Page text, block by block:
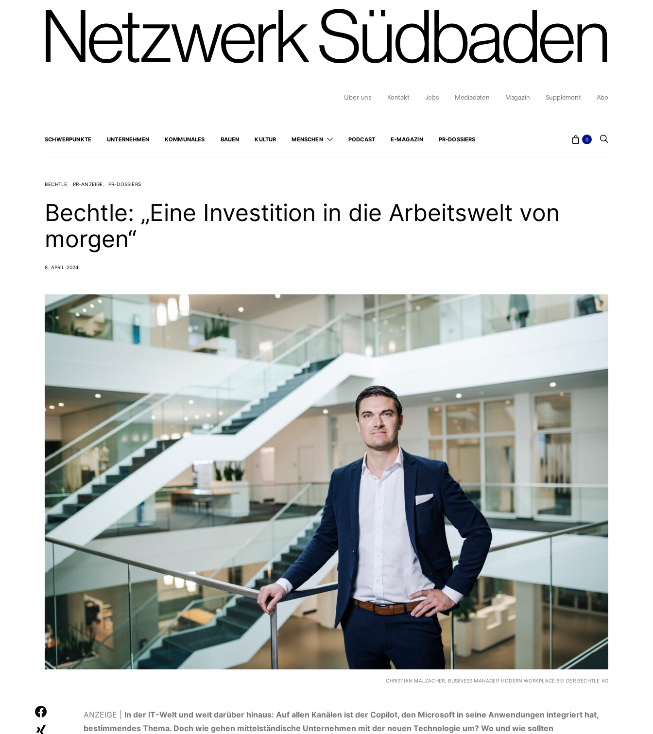
Über uns Kontakt Jobs Mediadaten Magazin Supplement Abo
SCHWERPUNKTE UNTERNEHMEN KOMMUNALES BAUEN KULTUR MENSCHEN PODCAST E-MAGAZIN PR-DOSSIERS 0
BECHTLE PR-ANZEIGE PR-DOSSIERS
Bechtle: „Eine Investition in die Arbeitswelt von
morgen“
8. APRIL 2024
CHRISTIAN MALZACHER, BUSINESS MANAGER MODERN WORKPLACE BEI DER BECHTLE AG
ANZEIGE | In der IT-Welt und weit darüber hinaus: Auf allen Kanälen ist der Copilot, den Microsoft in seine Anwendungen integriert hat,
bestimmendes Thema. Doch wie gehen mittelständische Unternehmen mit der neuen Technologie um? Wo und wie sollten